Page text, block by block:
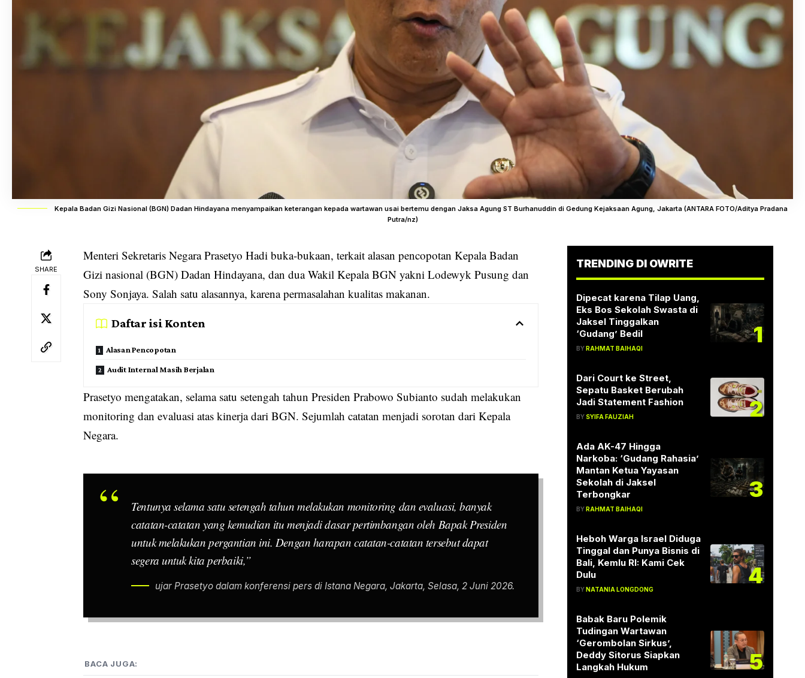
Kepala Badan Gizi Nasional (BGN) Dadan Hindayana menyampaikan keterangan kepada wartawan usai bertemu dengan Jaksa Agung ST Burhanuddin di Gedung Kejaksaan Agung, Jakarta (ANTARA FOTO/Aditya Pradana
Putra/nz)
SHARE
Menteri Sekretaris Negara Prasetyo Hadi buka-bukaan, terkait alasanpencopotan Kepala Badan
Gizi nasional (BGN) Dadan Hindayana, dan dua Wakil Kepala BGN yakni Lodewyk Pusung dan
Sony Sonjaya. Salah satu alasannya, karena permasalahan kualitas makanan.
Daftar isi Konten
Alasan Pencopotan
Audit Internal Masih Berjalan
Prasetyo mengatakan, selama satu setengah tahun Presiden Prabowo Subianto sudah melakukan
monitoring dan evaluasi atas kinerja dari BGN. Sejumlah catatan menjadi sorotan dari Kepala
Negara.
Tentunya selama satu setengah tahun melakukan monitoring dan evaluasi, banyak
catatan-catatan yang kemudian itu menjadi dasar pertimbangan oleh Bapak Presiden
untuk melakukan pergantian ini. Dengan harapan catatan-catatan tersebut dapat
segera untuk kita perbaiki,”
ujar Prasetyo dalam konferensi pers di Istana Negara, Jakarta, Selasa, 2 Juni 2026.
BACA JUGA:
TRENDING DI OWRITE
Dipecat karena Tilap Uang,
Eks Bos Sekolah Swasta di
Jaksel Tinggalkan
‘Gudang’ Bedil
BYRAHMAT BAIHAQI
1
Dari Court ke Street,
Sepatu Basket Berubah
Jadi Statement Fashion
BY SYIFA FAUZIAH 2
Ada AK-47 Hingga
Narkoba: ‘Gudang Rahasia’
Mantan Ketua Yayasan
Sekolah di Jaksel
Terbongkar
BYRAHMAT BAIHAQI
3
Heboh Warga Israel Diduga
Tinggal dan Punya Bisnis di
Bali, Kemlu RI: Kami Cek
Dulu
BYNATANIA LONGDONG
4
Babak Baru Polemik
Tudingan Wartawan
‘Gerombolan Sirkus’,
Deddy Sitorus Siapkan
Langkah Hukum
5